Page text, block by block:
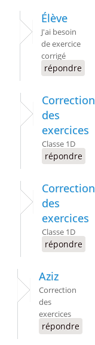
Élève
J'ai besoin
de exercice
corrigé
répondre
Correction
des
exercices
Classe 1D
répondre
Correction
des
exercices
Classe 1D
répondre
Aziz
Correction
des
exercices
répondre